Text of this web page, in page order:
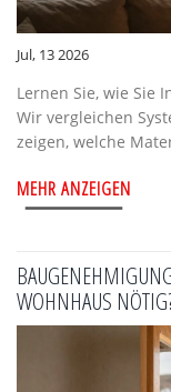
Jul, 13 2026
Lernen Sie, wie Sie
Wir vergleichen
zeigen, welche
MEHR ANZEIGEN
WOHNHAUS